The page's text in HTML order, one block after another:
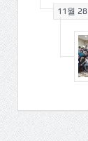
11월 28